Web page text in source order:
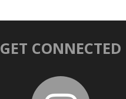
GET CONNECTED